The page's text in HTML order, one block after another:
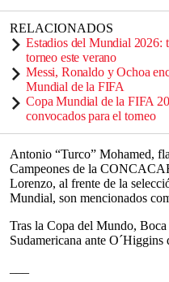
RELACIONADOS
Estadios del Mundial 2026:
torneo este verano
Messi, Ronaldo y Ochoa
Mundial de la FIFA
Copa Mundial de la FIFA
convocados para el torneo
Antonio “Turco” Mohamed,
Campeones de la
Lorenzo, al frente de la
Mundial, son mencionados
Tras la Copa del Mundo,
Sudamericana ante